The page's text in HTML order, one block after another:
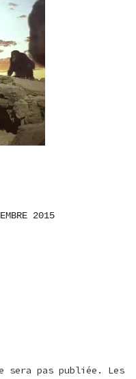
2015
sera pas publiée.
Les